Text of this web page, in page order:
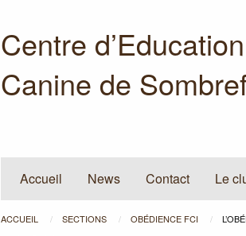
Centre d’Education
Canine de
Accueil News Contact Le
ACCUEIL SECTIONS OBÉDIENCE FCI